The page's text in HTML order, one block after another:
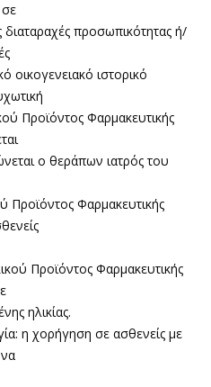
προσωπικότητας ή/
οικογενειακό ιστορικό
Προϊόντος Φαρμακευτικής
ο θεράπων ιατρός του
Προϊόντος Φαρμακευτικής
Προϊόντος Φαρμακευτικής
ηλικίας.
η χορήγηση σε ασθενείς με